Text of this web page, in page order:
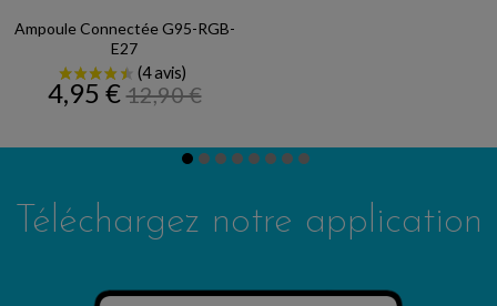
Ampoule Connectée G95-RGB-
E27
Prix
4,95 €Prix
de
12,90 €
Téléchargez notre application